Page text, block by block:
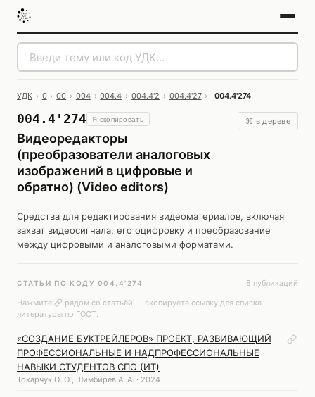
УДК › 0 › 00 › 004 › 004.4 › 004.4'2 › 004.4'27 › 004.4'274
004.4'274 ⎘ скопировать
Видеоредакторы
(преобразователи аналоговых
изображений в цифровые и
обратно) (Video editors)
⌘ в дереве
Средства для редактирования видеоматериалов, включая
захват видеосигнала, его оцифровку и преобразование
между цифровыми и аналоговыми форматами.
СТАТЬИ ПО КОДУ 004.4'274
8 публикаций
Нажмите
рядом со статьёй — скопируете ссылку для списка
литературы по ГОСТ.
«СОЗДАНИЕ БУКТРЕЙЛЕРОВ» ПРОЕКТ, РАЗВИВАЮЩИЙ
ПРОФЕССИОНАЛЬНЫЕ И НАДПРОФЕССИОНАЛЬНЫЕ
НАВЫКИ СТУДЕНТОВ СПО (ИТ)
Токарчук О. О., Шимбирёв А. А. · 2024